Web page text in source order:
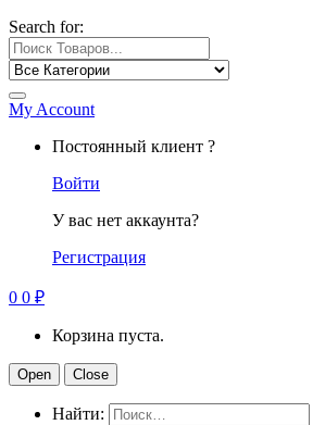
Search for:
My Account
Постоянный клиент ?
Войти
У вас нет аккаунта?
Регистрация
0 0 ₽
Корзина пуста.
Open Close
Найти: